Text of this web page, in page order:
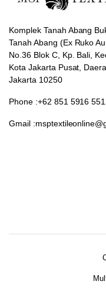
Komplek Tanah Abang
Tanah Abang (Ex Ruko
No.36 Blok C, Kp. Bali,
Kota Jakarta Pusat,
Jakarta 10250
Phone :+62 851 5916
Gmail